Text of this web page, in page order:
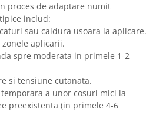
proces de adaptare numit
includ:
sau caldura usoara la aplicare.
aplicarii.
spre moderata in primele 1-2
si tensiune cutanata.
a unor cosuri mici la
preexistenta (in primele 4-6